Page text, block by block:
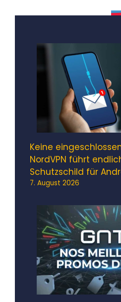
Keine
NordVPN führt
Schutzschild für
7. August 2026